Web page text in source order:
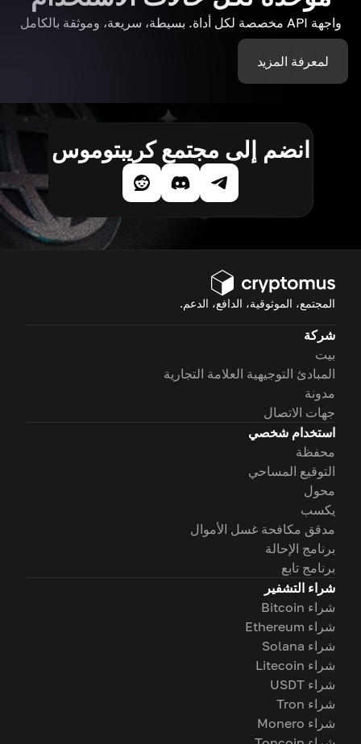
واجهة API مخصصة لكل أداة. بسيطة، سريعة، وموثقة بالكامل
لمعرفة المزيد
انضم إلى مجتمع كريبتوموس
المجتمع، الموثوقية، الدافع، الدعم.
شركة
بيت
المبادئ التوجيهية العلامة التجارية
مدونة
جهات الاتصال
استخدام شخصي
محفظة
التوقيع المساحي
محول
يكسب
مدقق مكافحة غسل الأموال
برنامج الإحالة
برنامج تابع
شراء التشفير
شراء Bitcoin
شراء Ethereum
شراء Solana
شراء Litecoin
شراء USDT
شراء Tron
شراء Monero